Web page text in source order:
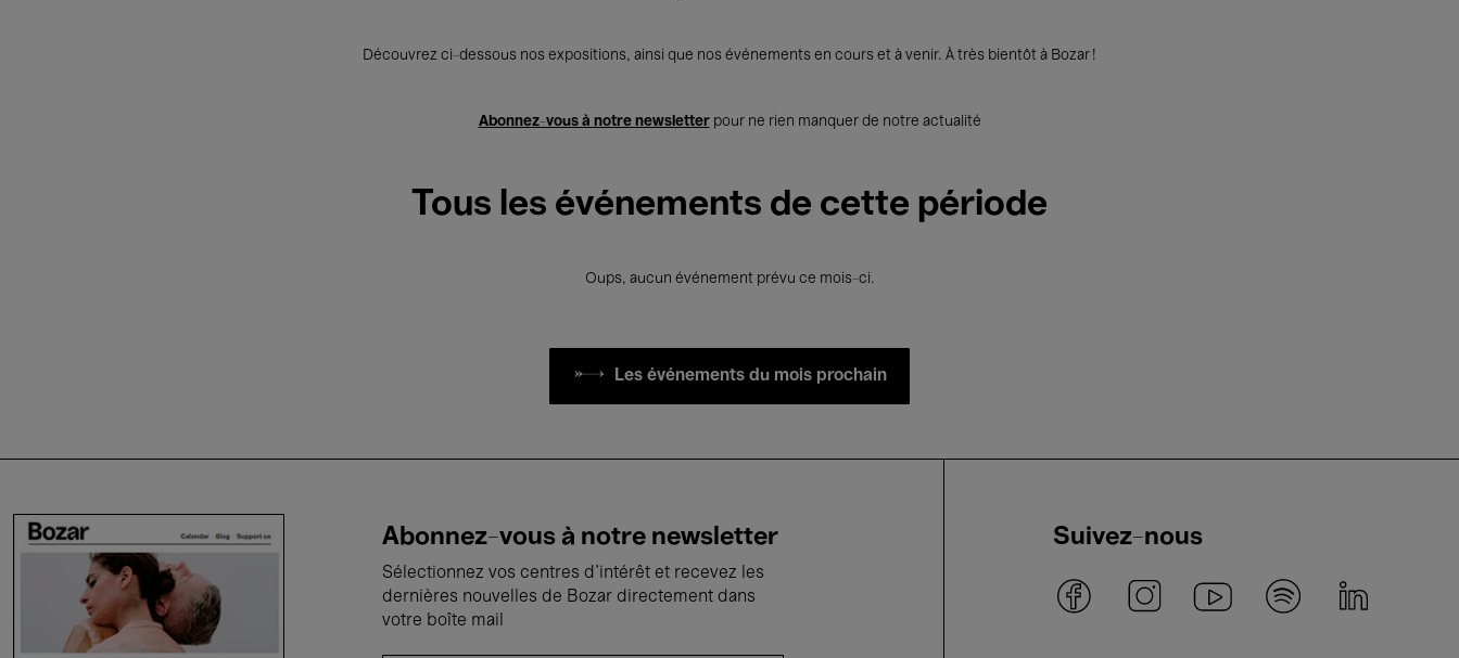
Découvrez ci-dessous nos expositions, ainsi que nos événements en cours et à venir. À très bientôt à Bozar !
Abonnez-vous à notre newsletterpour ne rien manquer de notre actualité
Tous les événements de cette période
Oups, aucun événement prévu ce mois-ci.
Les événements du mois prochain
Abonnez-vous à notre newsletter
Sélectionnez vos centres d'intérêt et recevez les
dernières nouvelles de Bozar directement dans
votre boîte mail
Suivez-nous